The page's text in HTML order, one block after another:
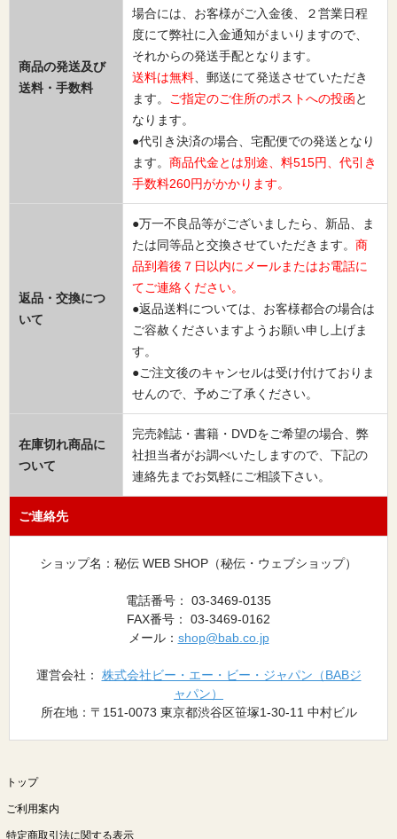
商品の発送及び
送料・手数料
場合には、お客様がご入金後、２営業日程
度にて弊社に入金通知がまいりますので、
それからの発送手配となります。
送料は無料 、郵送にて発送させていただき
ます。
ご指定のご住所のポストへの投函と
なります。
●代引き決済の場合、宅配便での発送となり
ます。 商品代金とは別途、料515円、代引き
手数料260円がかかります。
返品・交換につ
いて
●万一不良品等がございましたら、新品、ま
たは同等品と交換させていただきます。 商
品到着後７日以内にメールまたはお電話に
てご連絡ください。
●返品送料については、お客様都合の場合は
ご容赦くださいますようお願い申し上げま
す。
●ご注文後のキャンセルは受け付けておりま
せんので、予めご了承ください。
在庫切れ商品に
ついて
完売雑誌・書籍・DVDをご希望の場合、弊
社担当者がお調べいたしますので、下記の
連絡先までお気軽にご相談下さい。
ご連絡先
ショップ名：秘伝 WEB SHOP（秘伝・ウェブショップ）
電話番号： 03-3469-0135
FAX番号： 03-3469-0162
メール： shop@bab.co.jp
運営会社： 株式会社ビー・エー・ビー・ジャパン（BABジ
ャパン）
所在地：〒151-0073 東京都渋谷区笹塚1-30-11 中村ビル
トップ
ご利用案内
特定商取引法に関する表示